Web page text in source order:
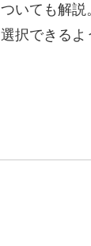
いても解説
択できるよ